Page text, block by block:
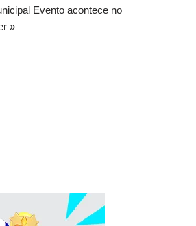
Evento acontece no
»